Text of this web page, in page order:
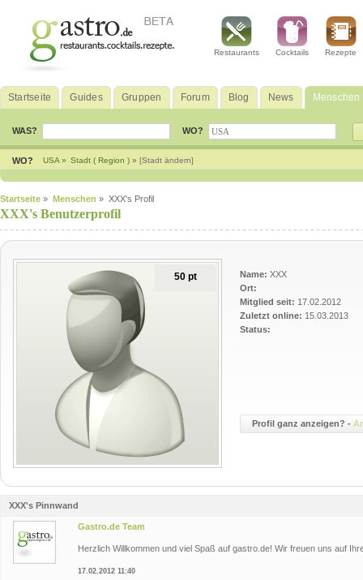
Restaurants Cocktails Rezepte
Startseite Guides Gruppen Forum Blog News Menschen
WAS? WO?
WO? USA » Stadt ( Region ) » [Stadt ändern]
Startseite » Menschen » XXX's Profil
XXX's Benutzerprofil
50 pt Name: XXX
Ort:
Mitglied seit: 17.02.2012
Zuletzt online: 15.03.2013
Status:
Profil ganz anzeigen? -
XXX's Pinnwand
Gastro.de Team
Herzlich Willkommen und viel Spaß auf gastro.de! Wir freuen uns auf
17.02.2012 11:40